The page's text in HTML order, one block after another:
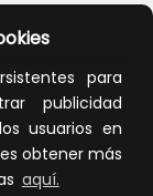
para
publicidad
usuarios en
obtener más
aquí.
seguro